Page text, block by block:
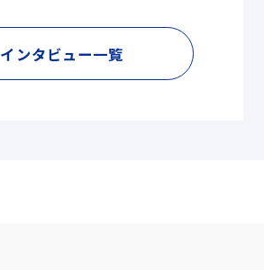
インタビュー一覧